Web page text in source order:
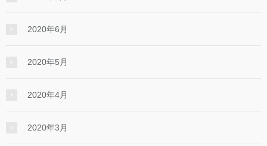
2020年6月
2020年5月
2020年4月
2020年3月